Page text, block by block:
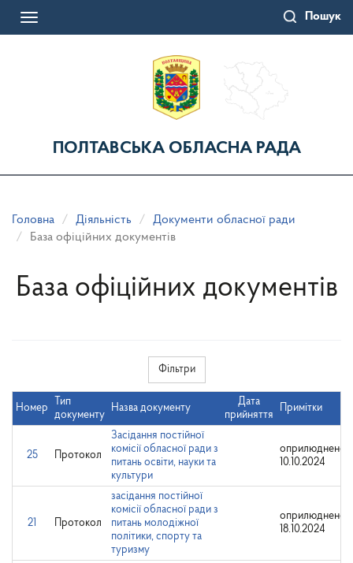
Пошук
Toggle
ПОЛТАВСЬКА ОБЛАСНА РАДА
Головна Діяльність
Документи обласної ради
База офіційних документів
База офіційних документів
Фільтри
Номер
Тип
документу
Назва документу
Дата
прийняття
Примітки
25 Протокол
Засідання постійної
комісії обласної ради з
питань освіти, науки та
культури
оприлюднено:
10.10.2024
21 Протокол
засідання постійної
комісії обласної ради з
питань молодіжної
політики, спорту та
туризму
оприлюднено:
18.10.2024